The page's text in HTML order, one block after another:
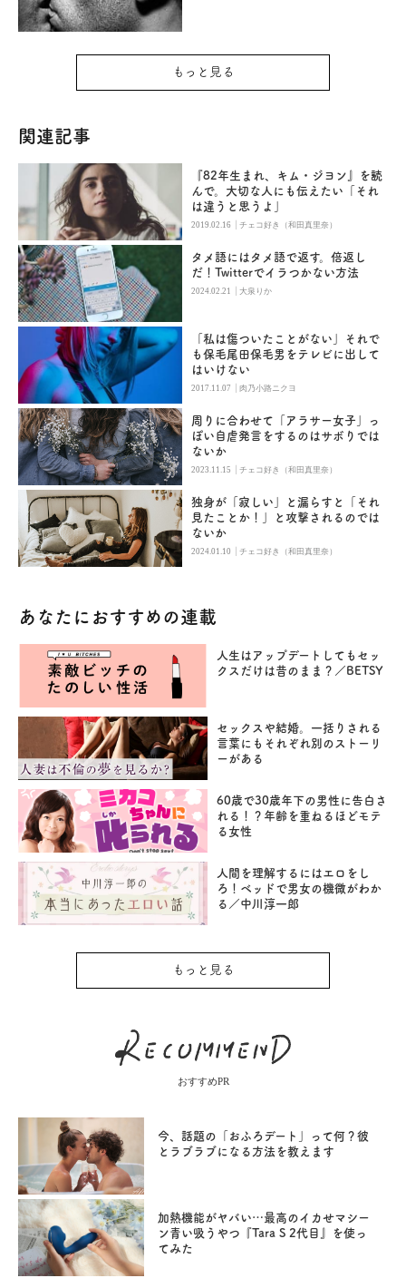
もっと見る
関連記事
『82年生まれ、キム・ジヨン』を読
んで。大切な人にも伝えたい「それ
は違うと思うよ」
2019.02.16 |チェコ好き（和田真里奈）
タメ語にはタメ語で返す。倍返し
だ！Twitterでイラつかない方法
2024.02.21 |大泉りか
「私は傷ついたことがない」それで
も保毛尾田保毛男をテレビに出して
はいけない
2017.11.07 |肉乃小路ニクヨ
周りに合わせて「アラサー女子」っ
ぽい自虐発言をするのはサボりでは
ないか
2023.11.15 |チェコ好き（和田真里奈）
独身が「寂しい」と漏らすと「それ
見たことか！」と攻撃されるのでは
ないか
2024.01.10 |チェコ好き（和田真里奈）
あなたにおすすめの連載
人生はアップデートしてもセッ
クスだけは昔のまま？／BETSY
セックスや結婚。一括りされる
言葉にもそれぞれ別のストーリ
ーがある
60歳で30歳年下の男性に告白さ
れる！？年齢を重ねるほどモテ
る女性
人間を理解するにはエロをし
ろ！ベッドで男女の機微がわか
る／中川淳一郎
もっと見る
おすすめPR
今、話題の「おふろデート」って何？彼
とラブラブになる方法を教えます
加熱機能がヤバい…最高のイカせマシー
ン青い吸うやつ『Tara S 2代目』を使っ
てみた